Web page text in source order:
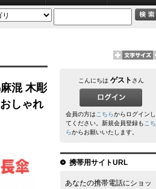
混 木彫
しゃれ
こんにちは ゲスト さん
会員の方はこちらからログインし
てください。新規会員登録もこち
らからお願いいたします。
携帯用サイトURL
あなたの携帯電話にショッ